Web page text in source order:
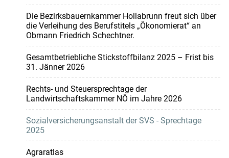
Die Bezirksbauernkammer Hollabrunn freut sich über
die Verleihung des Berufstitels „Ökonomierat“ an
Obmann Friedrich Schechtner.
Gesamtbetriebliche Stickstoffbilanz 2025 – Frist bis
31. Jänner 2026
Rechts- und Steuersprechtage der
Landwirtschaftskammer NÖ im Jahre 2026
Sozialversicherungsanstalt der SVS - Sprechtage
2025
Agraratlas